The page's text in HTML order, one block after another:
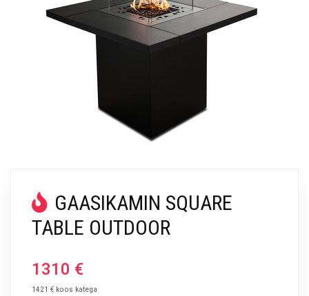
GAASIKAMIN SQUARE
TABLE OUTDOOR
1310 €
1421 € koos katega